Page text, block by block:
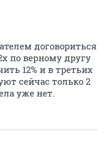
договориться
по верному другу
12% и в третьих
сейчас только 2
уже нет.